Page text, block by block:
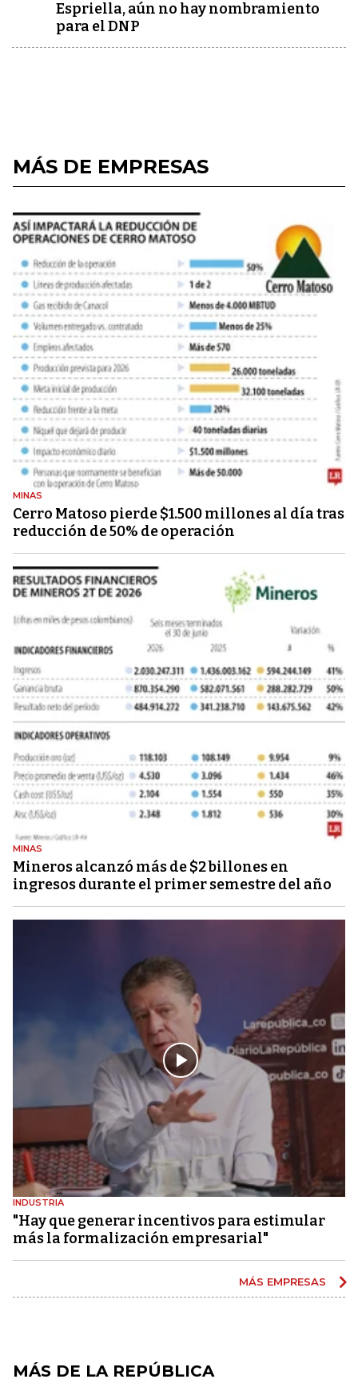
Espriella, aún no hay nombramiento
para el DNP
MÁS DE EMPRESAS
MINAS
Cerro Matoso pierde $1.500 millones al día tras
reducción de 50% de operación
MINAS
Mineros alcanzó más de $2 billones en
ingresos durante el primer semestre del año
INDUSTRIA
"Hay que generar incentivos para estimular
más la formalización empresarial"
MÁS EMPRESAS
MÁS DE LA REPÚBLICA